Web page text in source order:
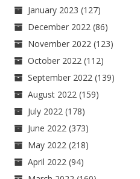
January 2023 (127)
December 2022 (86)
November 2022 (123)
October 2022 (112)
September 2022 (139)
August 2022 (159)
July 2022 (178)
June 2022 (373)
May 2022 (218)
April 2022 (94)